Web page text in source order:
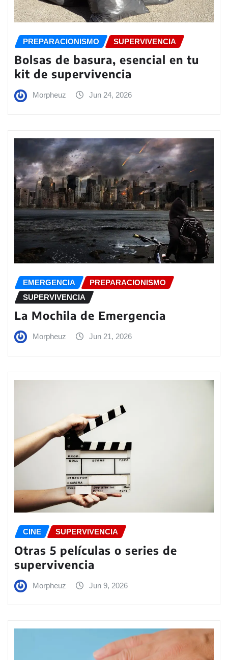
PREPARACIONISMO SUPERVIVENCIA
Bolsas de basura, esencial en tu
kit de supervivencia
Morpheuz Jun 24, 2026
EMERGENCIA
PREPARACIONISMO
SUPERVIVENCIA
La Mochila de Emergencia
Morpheuz Jun 21, 2026
CINE SUPERVIVENCIA
Otras 5 películas o series de
supervivencia
Morpheuz Jun 9, 2026